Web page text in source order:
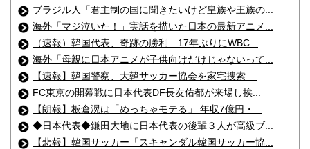
ブラジル人「君主制の国に聞きたいけど皇族や王族の...
海外「マジ泣いた！」実話を描いた日本の最新アニメ...
（速報）韓国代表、奇跡の勝利…17年ぶりにWBC...
海外「母親に日本アニメが子供向けだけじゃないって...
【速報】韓国警察、大韓サッカー協会を家宅捜索 ...
FC東京の開幕戦に日本代表DF長友佑都が来場し挨...
【朗報】板倉滉は「めっちゃモテる」 年収7億円・...
◆日本代表◆鎌田大地に日本代表の後輩３人が高級ブ...
【悲報】韓国サッカー「スキャンダル韓国サッカー協...